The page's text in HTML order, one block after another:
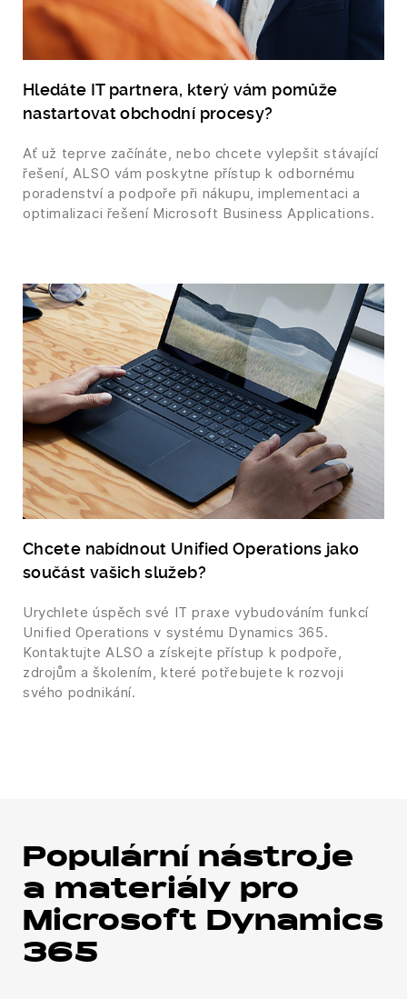
Hledáte IT partnera, který vám pomůže
nastartovat obchodní procesy?
Ať už teprve začínáte, nebo chcete vylepšit stávající
řešení, ALSO vám poskytne přístup k odbornému
poradenství a podpoře při nákupu, implementaci a
optimalizaci řešení Microsoft Business Applications.
Chcete nabídnout Unified Operations jako
součást vašich služeb?
Urychlete úspěch své IT praxe vybudováním funkcí
Unified Operations v systému Dynamics 365.
Kontaktujte ALSO a získejte přístup k podpoře,
zdrojům a školením, které potřebujete k rozvoji
svého podnikání.
Populární nástroje
a materiály pro
Microsoft Dynamics
365